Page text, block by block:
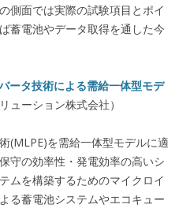
側面では実際の試験項目とポイ
蓄電池やデータ取得を通した今
ータ技術による需給一体型モデ
ューション株式会社）
(MLPE)を需給一体型モデルに適
守の効率性・発電効率の高いシ
ムを構築するためのマイクロイ
る蓄電池システムやエコキュー